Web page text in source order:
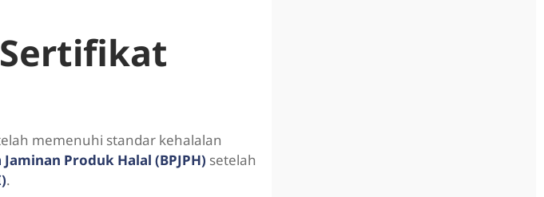
memenuhi standar kehalalan
Produk Halal (BPJPH) setelah
.